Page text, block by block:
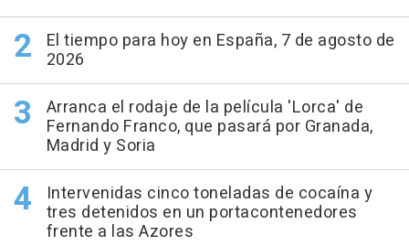
El tiempo para hoy en España, 7 de agosto de
2026
Arranca el rodaje de la película 'Lorca' de
Fernando Franco, que pasará por Granada,
Madrid y Soria
Intervenidas cinco toneladas de cocaína y
tres detenidos en un portacontenedores
frente a las Azores